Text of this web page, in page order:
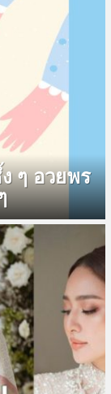
ๆ อวยพร